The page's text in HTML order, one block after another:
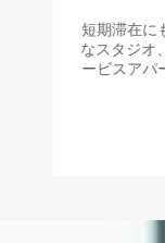
短期滞在に
なスタジオ
ービスアパ